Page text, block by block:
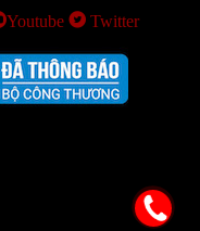
Youtube Twitter